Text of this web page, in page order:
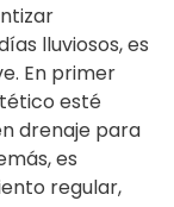
lluviosos, es
En primer
esté
drenaje para
es
regular,